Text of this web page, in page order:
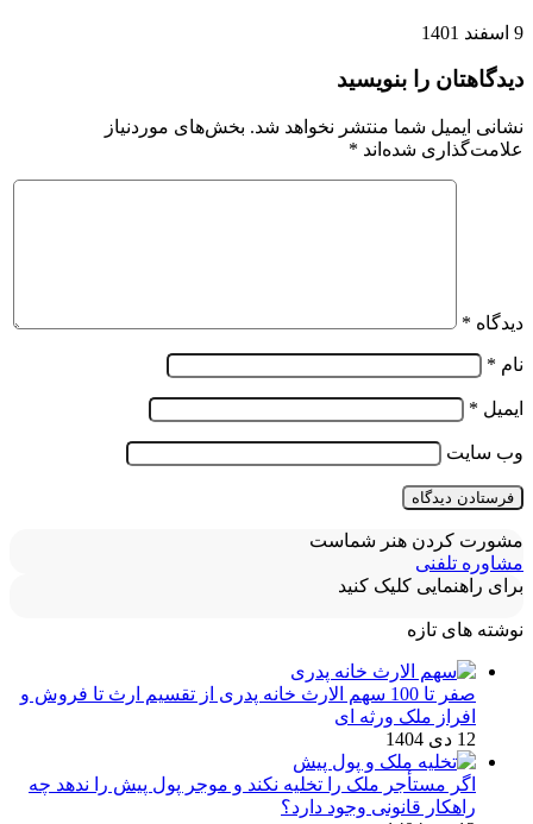
9 اسفند 1401
دیدگاهتان را بنویسید
نشانی ایمیل شما منتشر نخواهد شد. بخش‌های موردنیاز
علامت‌گذاری شده‌اند *
دیدگاه *
نام *
ایمیل *
وب‌ سایت
مشورت کردن هنر شماست
مشاوره تلفنی
برای راهنمایی کلیک کنید
نوشته های تازه
صفر تا 100 سهم الارث خانه پدری از تقسیم ارث تا فروش و
افراز ملک ورثه ای
12 دی 1404
اگر مستأجر ملک را تخلیه نکند و موجر پول پیش را ندهد چه
راهکار قانونی وجود دارد؟